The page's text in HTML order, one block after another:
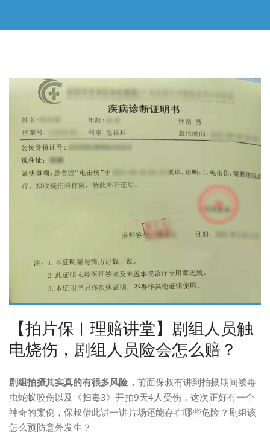
【拍片保︱理赔讲堂】剧组人员触
电烧伤，剧组人员险会怎么赔？
剧组拍摄其实真的有很多风险， 前面保叔有讲到拍摄期间被毒
虫蛇蚁咬伤以及《扫毒3》开拍9天4人受伤，这次正好有一个
神奇的案例，保叔借此讲一讲片场还能存在哪些危险？剧组该
怎么预防意外发生？